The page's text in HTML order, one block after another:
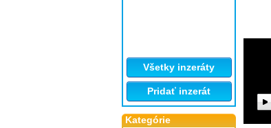
Všetky inzeráty
Pridať inzerát
Kategórie